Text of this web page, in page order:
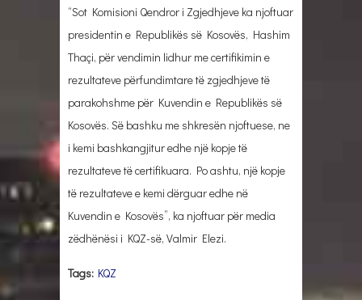
“Sot Komisioni Qendror i Zgjedhjeve ka njoftuar
presidentin e Republikës së Kosovës, Hashim
Thaçi, për vendimin lidhur me certifikimin e
rezultateve përfundimtare të zgjedhjeve të
parakohshme për Kuvendin e Republikës së
Kosovës. Së bashku me shkresën njoftuese, ne
i kemi bashkangjitur edhe një kopje të
rezultateve të certifikuara. Po ashtu, një kopje
të rezultateve e kemi dërguar edhe në
Kuvendin e Kosovës”, ka njoftuar për media
zëdhënësi i KQZ-së, Valmir Elezi.
Tags: KQZ